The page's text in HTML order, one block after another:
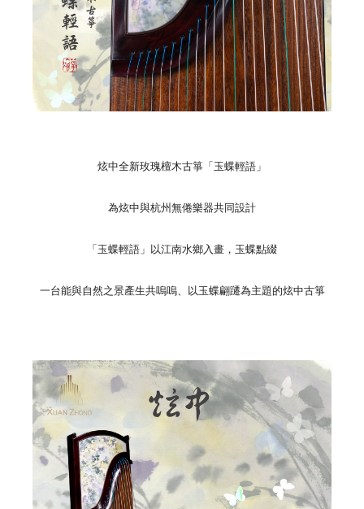
炫中全新玫瑰檀木古箏「玉蝶輕語」
為炫中與杭州無倦樂器共同設計
「玉蝶輕語」以江南水鄉入畫，玉蝶點綴
一台能與自然之景產生共嗚嗚、以玉蝶翩躚為主題的炫中古箏